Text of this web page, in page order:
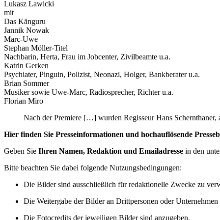
Lukasz Lawicki
mit
Das Känguru
Jannik Nowak
Marc-Uwe
Stephan Möller-Titel
Nachbarin, Herta, Frau im Jobcenter, Zivilbeamte u.a.
Katrin Gerken
Psychiater, Pinguin, Polizist, Neonazi, Holger, Bankberater u.a.
Brian Sommer
Musiker sowie Uwe-Marc, Radiosprecher, Richter u.a.
Florian Miro
Nach der Premiere […] wurden Regisseur Hans
Hier finden Sie Presseinformationen und hochauflösende
Geben Sie Ihren Namen, Redaktion und Emailadresse in den
Bitte beachten Sie dabei folgende Nutzungsbedingungen:
Die Bilder sind ausschließlich für redaktionelle Zwecke zu
Die Weitergabe der Bilder an Drittpersonen oder
Die Fotocredits der jeweiligen Bilder sind anzugeben.